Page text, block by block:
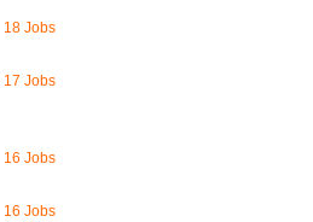
18 Jobs
17 Jobs
16 Jobs
16 Jobs